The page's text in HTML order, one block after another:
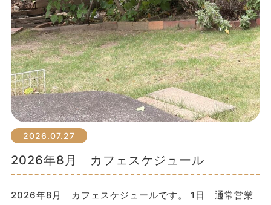
2026.07.27
2026年8月 カフェスケジュール
2026年8月 カフェスケジュールです。 1日 通常営業